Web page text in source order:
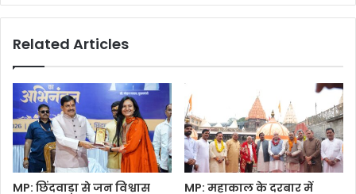
Related Articles
MP: छिंदवाड़ा से जन विश्वास
MP: महाकाल के दरबार में